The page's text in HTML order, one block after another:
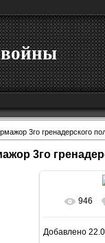
войны
3го гренадерского
3го
В
946
Добавлено